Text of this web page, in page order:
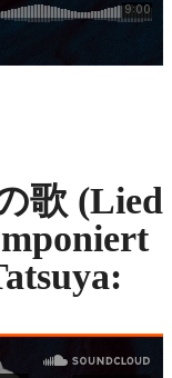
歌 (Lied